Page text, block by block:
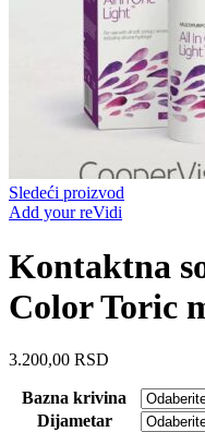
Sledeći proizvod
Add your reVidi
Kontaktna
Color Toric
3.200,00 RSD
Bazna krivina
Dijametar